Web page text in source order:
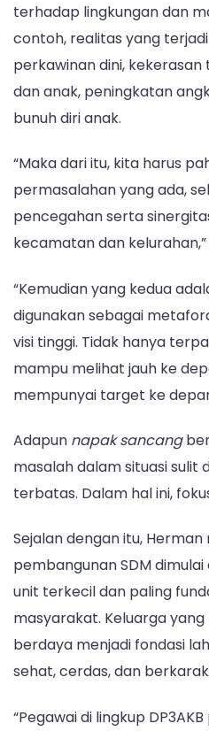
terhadap lingkungan dan
contoh, realitas yang
perkawinan dini,
dan anak, peningkatan
bunuh diri anak.
“Maka dari itu, kita harus
permasalahan yang ada,
pencegahan serta
kecamatan dan
“Kemudian yang kedua
digunakan sebagai
visi tinggi. Tidak hanya
mampu melihat jauh ke
mempunyai target ke
Adapun napak sancang
masalah dalam situasi sulit
terbatas. Dalam hal ini,
Sejalan dengan itu,
pembangunan SDM
unit terkecil dan paling
masyarakat. Keluarga
berdaya menjadi fondasi
sehat, cerdas, dan
“Pegawai di lingkup